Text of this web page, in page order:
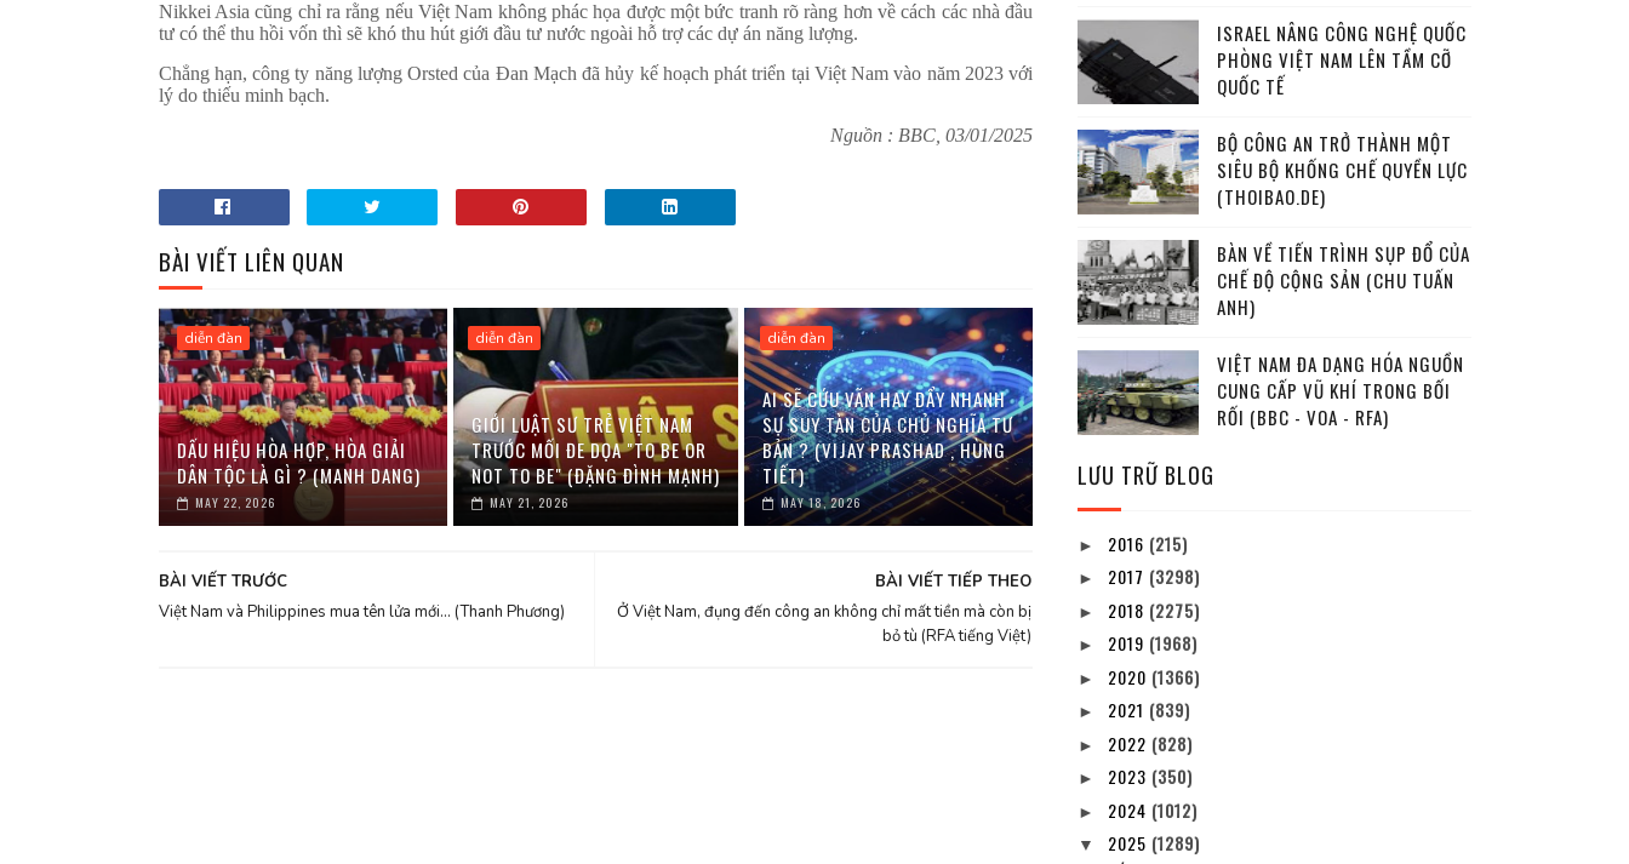
Nikkei Asia cũng chỉ ra rằng nếu Việt Nam không phác họa được một bức tranh rõ ràng hơn về cách các nhà đầu
tư có thể thu hồi vốn thì sẽ khó thu hút giới đầu tư nước ngoài hỗ trợ các dự án năng lượng.
Chẳng hạn, công ty năng lượng Orsted của Đan Mạch đã hủy kế hoạch phát triển tại Việt Nam vào năm 2023 với
lý do thiếu minh bạch.
Nguồn : BBC, 03/01/2025
BÀI VIẾT LIÊN QUAN
diễn đàn
DẤU HIỆU HÒA HỢP, HÒA GIẢI
DÂN TỘC LÀ GÌ ? (MANH DANG)
MAY 22, 2026
diễn đàn
GIỚI LUẬT SƯ TRẺ VIỆT NAM
TRƯỚC MỐI ĐE DỌA "TO BE OR
NOT TO BE" (ĐẶNG ĐÌNH MẠNH)
MAY 21, 2026
diễn đàn
AI SẼ CỨU VÃN HAY ĐẨY NHANH
SỰ SUY TÀN CỦA CHỦ NGHĨA TƯ
BẢN ? (VIJAY PRASHAD , HÙNG
TIẾT)
MAY 18, 2026
BÀI VIẾT TIẾP THEO
Ở Việt Nam, đụng đến công an không chỉ mất tiền mà còn bị
bỏ tù (RFA tiếng Việt)
BÀI VIẾT TRƯỚC
Việt Nam và Philippines mua tên lửa mới… (Thanh Phương)
ISRAEL NÂNG CÔNG NGHỆ QUỐC
PHÒNG VIỆT NAM LÊN TẦM CỠ
QUỐC TẾ
BỘ CÔNG AN TRỞ THÀNH MỘT
SIÊU BỘ KHỐNG CHẾ QUYỀN LỰC
(THOIBAO.DE)
BÀN VỀ TIẾN TRÌNH SỤP ĐỔ CỦA
CHẾ ĐỘ CỘNG SẢN (CHU TUẤN
ANH)
VIỆT NAM ĐA DẠNG HÓA NGUỒN
CUNG CẤP VŨ KHÍ TRONG BỐI
RỐI (BBC - VOA - RFA)
LƯU TRỮ BLOG
► 2016 (215)
► 2017 (3298)
► 2018 (2275)
► 2019 (1968)
► 2020 (1366)
► 2021 (839)
► 2022 (828)
► 2023 (350)
► 2024 (1012)
▼ 2025 (1289)